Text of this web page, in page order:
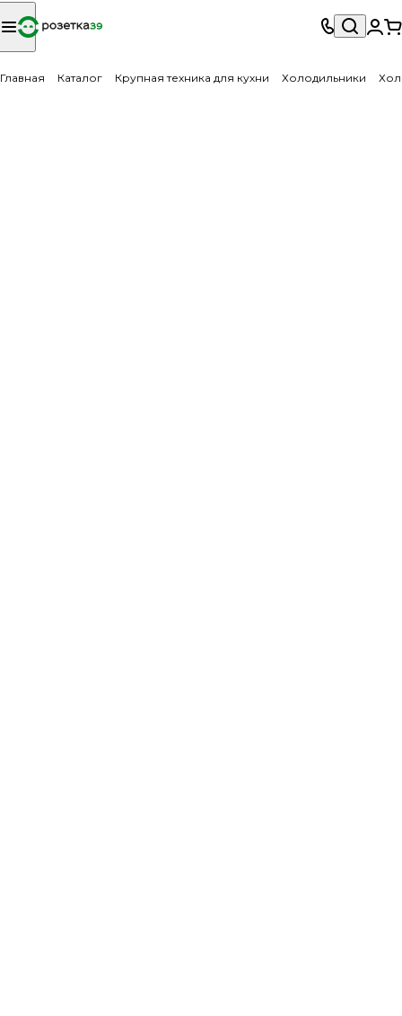
Главная Каталог Крупная техника для кухни Холодильники